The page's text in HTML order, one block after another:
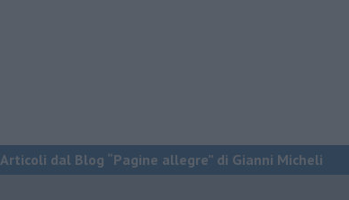
Articoli dal Blog “Pagine allegre” di Gianni Micheli